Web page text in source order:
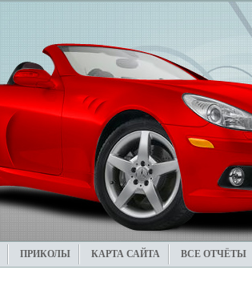
ПРИКОЛЫ КАРТА САЙТА ВСЕ ОТЧЁТЫ